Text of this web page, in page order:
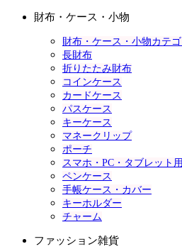
財布・ケース・小物
財布・ケース・小物カテ
長財布
折りたたみ財布
コインケース
カードケース
パスケース
キーケース
マネークリップ
ポーチ
スマホ・PC・タブレット
ペンケース
手帳ケース・カバー
キーホルダー
チャーム
ファッション雑貨